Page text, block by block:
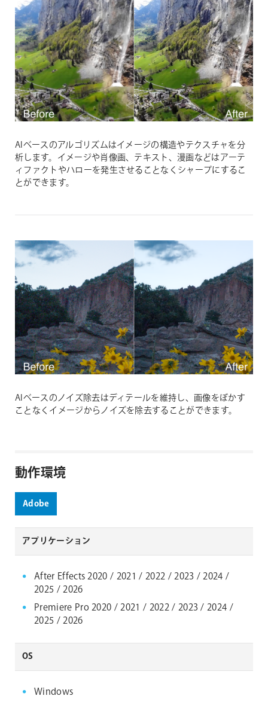
AIベースのアルゴリズムはイメージの構造やテクスチャを分
析します。イメージや肖像画、テキスト、漫画などはアーテ
ィファクトやハローを発生させることなくシャープにするこ
とができます。
AIベースのノイズ除去はディテールを維持し、画像をぼかす
ことなくイメージからノイズを除去することができます。
動作環境
Adobe
アプリケーション
After Effects 2020 / 2021 / 2022 / 2023 / 2024 /
2025 / 2026
Premiere Pro 2020 / 2021 / 2022 / 2023 / 2024 /
2025 / 2026
OS
Windows